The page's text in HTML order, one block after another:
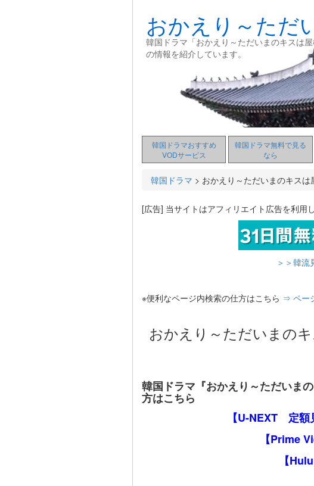
おかえり～ただ
韓国ドラマ「おかえり～ただいまのキスは
の情報を紹介しています。
韓国ドラマおすすめ
VODサービス
韓国ドラマ無料で見る
なら
韓国ドラマ > おかえり～ただいまのキスは
[広告] 当サイトはアフィリエイト広告を利用
＞＞韓流
※便利なページ内検索の仕方はこちら ⇒ ペー
おかえり～ただいまの
韓国ドラマ『おかえり～ただいま
方はこちら
【U-NEXT 定
【Prime
【